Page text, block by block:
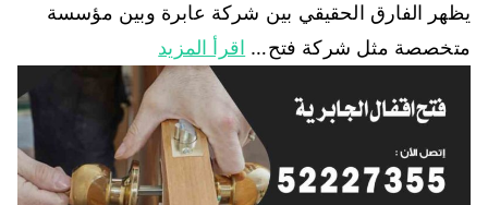
يظهر الفارق الحقيقي بين شركة عابرة وبين مؤسسة
متخصصة مثل شركة فتح… اقرأ المزيد